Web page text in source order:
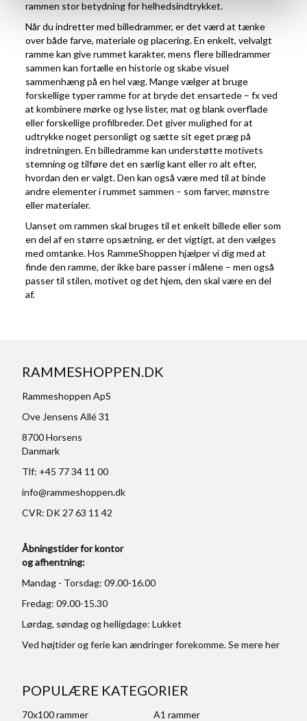
rammen stor betydning for helhedsindtrykket.
Når du indretter med billedrammer, er det værd at tænke
over både farve, materiale og placering. En enkelt, velvalgt
ramme kan give rummet karakter, mens flere billedrammer
sammen kan fortælle en historie og skabe visuel
sammenhæng på en hel væg. Mange vælger at bruge
forskellige typer ramme for at bryde det ensartede – fx ved
at kombinere mørke og lyse lister, mat og blank overflade
eller forskellige profilbreder. Det giver mulighed for at
udtrykke noget personligt og sætte sit eget præg på
indretningen. En billedramme kan understøtte motivets
stemning og tilføre det en særlig kant eller ro alt efter,
hvordan den er valgt. Den kan også være med til at binde
andre elementer i rummet sammen – som farver, mønstre
eller materialer.
Uanset om rammen skal bruges til et enkelt billede eller som
en del af en større opsætning, er det vigtigt, at den vælges
med omtanke. Hos RammeShoppen hjælper vi dig med at
finde den ramme, der ikke bare passer i målene – men også
passer til stilen, motivet og det hjem, den skal være en del
af.
RAMMESHOPPEN.DK
Rammeshoppen ApS
Ove Jensens Allé 31
8700 Horsens
Danmark
Tlf: +45 77 34 11 00
info@rammeshoppen.dk
CVR: DK 27 63 11 42
Åbningstider for kontor
og afhentning:
Mandag - Torsdag: 09.00-16.00
Fredag: 09.00-15.30
Lørdag, søndag og helligdage: Lukket
Ved højtider og ferie kan ændringer forekomme. Se mereher
POPULÆRE KATEGORIER
70x100 rammer
A1 rammer